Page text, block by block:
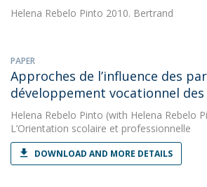
Helena Rebelo Pinto 2010. Bertrand
PAPER
Approches de l’influence des
développement vocationnel
Helena Rebelo Pinto (with Helena Rebelo
L’Orientation scolaire et professionnelle
DOWNLOAD AND MORE DETAILS